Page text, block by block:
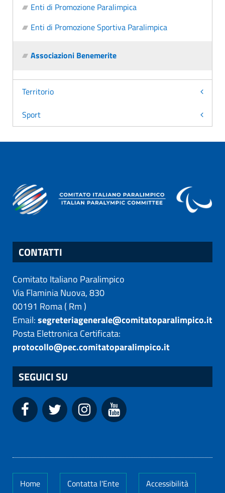
Enti di Promozione Paralimpica
Enti di Promozione Sportiva Paralimpica
Associazioni Benemerite
Territorio
Sport
CONTATTI
Comitato Italiano Paralimpico
Via Flaminia Nuova, 830
00191 Roma( Rm)
Email:segreteriagenerale@comitatoparalimpico.it
Posta Elettronica Certificata:
protocollo@pec.comitatoparalimpico.it
SEGUICI SU
Home Contatta l'Ente Accessibilità